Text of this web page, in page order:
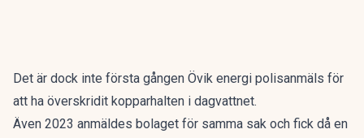
Det är dock inte första gången Övik energi polisanmäls för
att ha överskridit kopparhalten i dagvattnet.
Även 2023 anmäldes bolaget för samma sak och fick då en